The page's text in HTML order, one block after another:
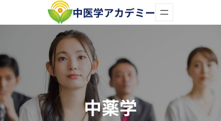
容
ス
キ
ッ
プ
中医学アカデミー
中薬学